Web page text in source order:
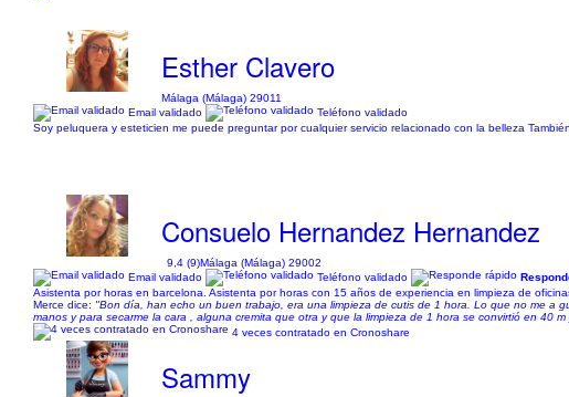
Esther Clavero
Málaga (Málaga) 29011
Email validado
Teléfono validado
Soy peluquera y esteticien me puede preguntar por cualquier servicio relacionado con la belleza
Consuelo Hernandez Hernandez
9,4 (9)Málaga (Málaga) 29002
Email validado
Teléfono validado
Asistenta por horas en barcelona. Asistenta por horas con 15 años de experiencia en limpieza de
Merce dice: "Bon día, han echo un buen trabajo, era una limpieza de cutis de 1 hora. Lo que no me a
manos y para secarme la cara , alguna cremita que otra y que la limpieza de 1 hora se convirtió en 40
4 veces contratado en Cronoshare
Sammy